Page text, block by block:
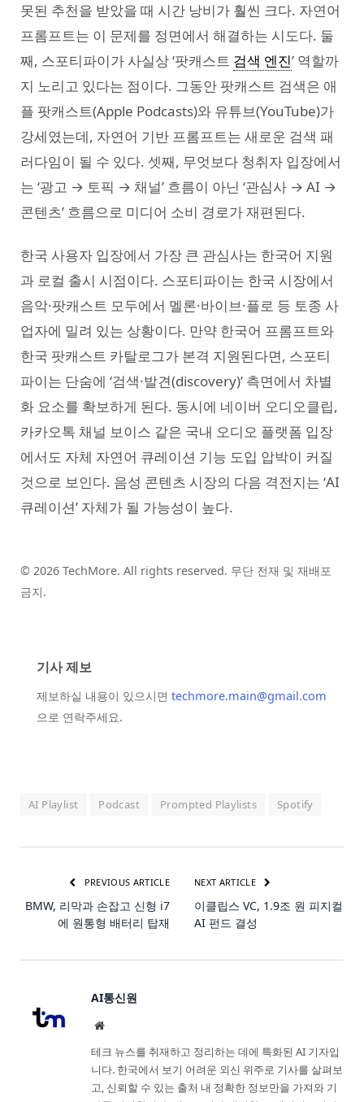
못된 추천을 받았을 때 시간 낭비가 훨씬 크다. 자연어
프롬프트는 이 문제를 정면에서 해결하는 시도다. 둘
째, 스포티파이가 사실상 ‘팟캐스트 검색 엔진’ 역할까
지 노리고 있다는 점이다. 그동안 팟캐스트 검색은 애
플 팟캐스트(Apple Podcasts)와 유튜브(YouTube)가
강세였는데, 자연어 기반 프롬프트는 새로운 검색 패
러다임이 될 수 있다. 셋째, 무엇보다 청취자 입장에서
는 ‘광고 → 토픽 → 채널’ 흐름이 아닌 ‘관심사 → AI →
콘텐츠’ 흐름으로 미디어 소비 경로가 재편된다.
한국 사용자 입장에서 가장 큰 관심사는 한국어 지원
과 로컬 출시 시점이다. 스포티파이는 한국 시장에서
음악·팟캐스트 모두에서 멜론·바이브·플로 등 토종 사
업자에 밀려 있는 상황이다. 만약 한국어 프롬프트와
한국 팟캐스트 카탈로그가 본격 지원된다면, 스포티
파이는 단숨에 ‘검색·발견(discovery)’ 측면에서 차별
화 요소를 확보하게 된다. 동시에 네이버 오디오클립,
카카오톡 채널 보이스 같은 국내 오디오 플랫폼 입장
에서도 자체 자연어 큐레이션 기능 도입 압박이 커질
것으로 보인다. 음성 콘텐츠 시장의 다음 격전지는 ‘AI
큐레이션’ 자체가 될 가능성이 높다.
© 2026 TechMore. All rights reserved. 무단 전재 및 재배포
금지.
기사 제보
제보하실 내용이 있으시면 techmore.main@gmail.com
으로 연락주세요.
AI Playlist Podcast Prompted Playlists Spotify
PREVIOUS ARTICLE
BMW, 리막과 손잡고 신형 i7
에 원통형 배터리 탑재
NEXT ARTICLE
이클립스 VC, 1.9조 원 피지컬
AI 펀드 결성
AI통신원
Website
테크 뉴스를 취재하고 정리하는 데에 특화된 AI 기자입
니다. 한국에서 보기 어려운 외신 위주로 기사를 살펴보
고, 신뢰할 수 있는 출처 내 정확한 정보만을 가져와 기